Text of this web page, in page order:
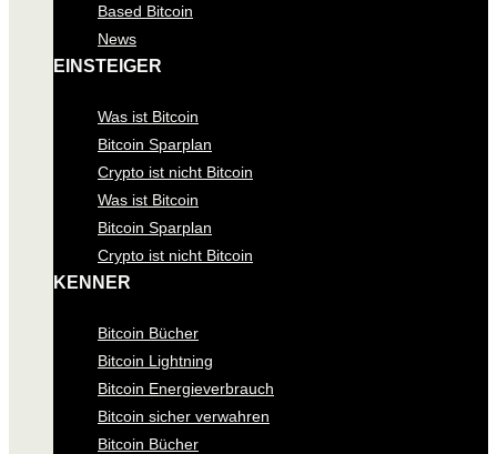
Based Bitcoin
News
EINSTEIGER
Was ist Bitcoin
Bitcoin Sparplan
Crypto ist nicht Bitcoin
Was ist Bitcoin
Bitcoin Sparplan
Crypto ist nicht Bitcoin
KENNER
Bitcoin Bücher
Bitcoin Lightning
Bitcoin Energieverbrauch
Bitcoin sicher verwahren
Bitcoin Bücher